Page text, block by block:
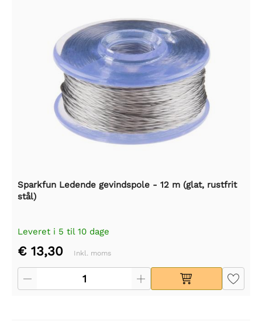
Sparkfun Ledende gevindspole - 12 m (glat, rustfrit
stål)
Leveret i 5 til 10 dage
€ 13,30 Inkl. moms